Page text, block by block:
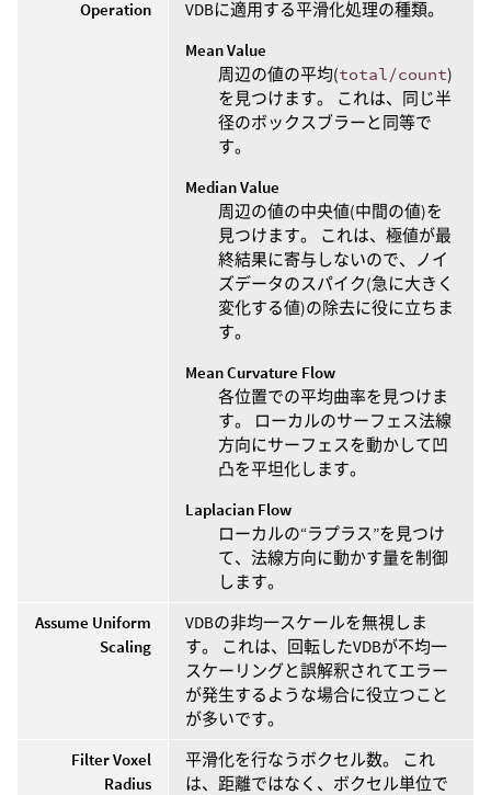
Operation
VDBに適用する平滑化処理の種類。
Mean Value
周辺の値の平均(total/count)
を見つけます。 これは、同じ半
径のボックスブラーと同等で
す。
Median Value
周辺の値の中央値(中間の値)を
見つけます。 これは、極値が最
終結果に寄与しないので、ノイ
ズデータのスパイク(急に大きく
変化する値)の除去に役に立ちま
す。
Mean Curvature Flow
各位置での平均曲率を見つけま
す。 ローカルのサーフェス法線
方向にサーフェスを動かして凹
凸を平坦化します。
Laplacian Flow
ローカルの“ラプラス”を見つけ
て、法線方向に動かす量を制御
します。
Assume Uniform
Scaling
VDBの非均一スケールを無視しま
す。 これは、回転したVDBが不均一
スケーリングと誤解釈されてエラー
が発生するような場合に役立つこと
が多いです。
Filter Voxel
Radius
平滑化を行なうボクセル数。 これ
は、距離ではなく、ボクセル単位で